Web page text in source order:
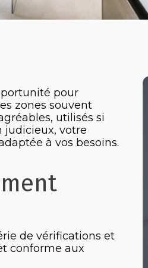
pour
zones souvent
utilisés si
judicieux, votre
à vos besoins.
de vérifications et
conforme aux